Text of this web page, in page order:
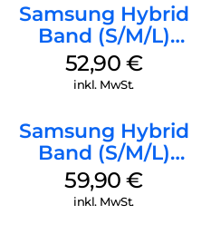
Samsung Hybrid
Band (S/M/L)
Galaxy
Watch8/Watch8
52,90 €
inkl. MwSt.
Samsung Hybrid
Band (S/M/L)
Galaxy
Watch8/Watch8
59,90€
inkl. MwSt.